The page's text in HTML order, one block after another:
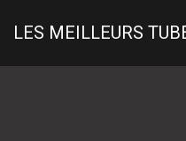
LES MEILLEURS